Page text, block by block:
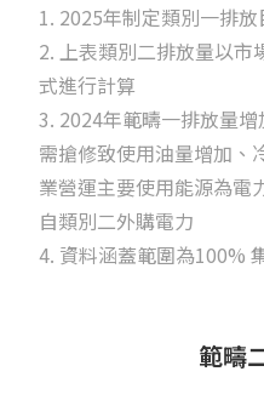
1. 2025年制定類別一排
2. 上表類別二排放量以
式進行計算
3. 2024年範疇一排放量
需搶修致使用油量增加、
業營運主要使用能源為電
自類別二外購電力
4. 資料涵蓋範圍為100%
範疇